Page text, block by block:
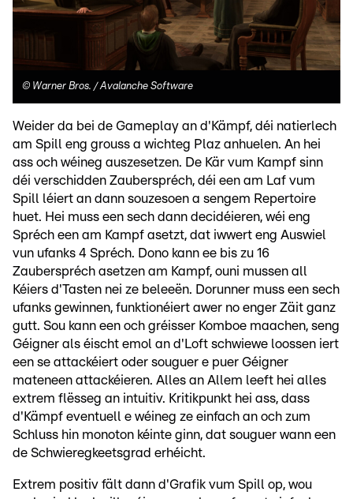
© Warner Bros. / Avalanche Software
Weider da bei de Gameplay an d'Kämpf, déi natierlech
am Spill eng grouss a wichteg Plaz anhuelen. An hei
ass och wéineg auszesetzen. De Kär vum Kampf sinn
déi verschidden Zauberspréch, déi een am Laf vum
Spill léiert an dann souzesoen a sengem Repertoire
huet. Hei muss een sech dann decidéieren, wéi eng
Spréch een am Kampf asetzt, dat iwwert eng Auswiel
vun ufanks 4 Spréch. Dono kann ee bis zu 16
Zauberspréch asetzen am Kampf, ouni mussen all
Kéiers d'Tasten nei ze beleeën. Dorunner muss een sech
ufanks gewinnen, funktionéiert awer no enger Zäit ganz
gutt. Sou kann een och gréisser Komboe maachen, seng
Géigner als éischt emol an d'Loft schwiewe loossen iert
een se attackéiert oder souguer e puer Géigner
mateneen attackéieren. Alles an Allem leeft hei alles
extrem flësseg an intuitiv. Kritikpunkt hei ass, dass
d'Kämpf eventuell e wéineg ze einfach an och zum
Schluss hin monoton kéinte ginn, dat souguer wann een
de Schwieregkeetsgrad erhéicht.
Extrem positiv fält dann d'Grafik vum Spill op, wou